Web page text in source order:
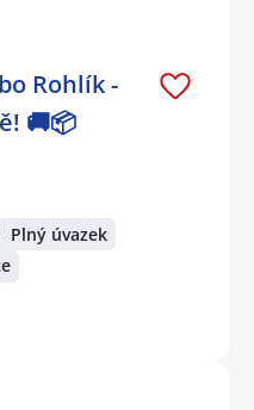
Rohlík -
🚚📦
Plný úvazek